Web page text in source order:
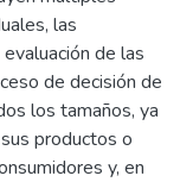
las
de las
de decisión de
los tamaños, ya
productos o
y, en